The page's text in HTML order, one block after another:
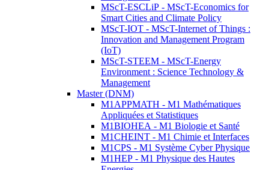
MScT-ESCLiP - MScT-Economics for
Smart Cities and Climate Policy
MScT-IOT - MScT-Internet of Things :
Innovation and Management Program
(IoT)
MScT-STEEM - MScT-Energy
Environment : Science Technology &
Management
Master (DNM)
M1APPMATH - M1 Mathématiques
Appliquées et Statistiques
M1BIOHEA - M1 Biologie et Santé
M1CHEINT - M1 Chimie et Interfaces
M1CPS - M1 Système Cyber Physique
M1HEP - M1 Physique des Hautes